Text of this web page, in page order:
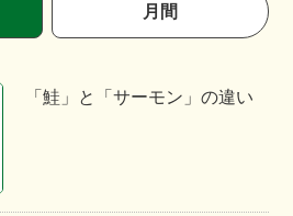
月間
「鮭」と「サーモン」の違い